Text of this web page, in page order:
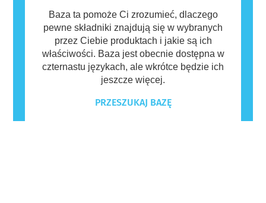
Baza ta pomoże Ci zrozumieć, dlaczego
pewne składniki znajdują się w wybranych
przez Ciebie produktach i jakie są ich
właściwości. Baza jest obecnie dostępna w
czternastu językach, ale wkrótce będzie ich
jeszcze więcej.
PRZESZUKAJ BAZĘ